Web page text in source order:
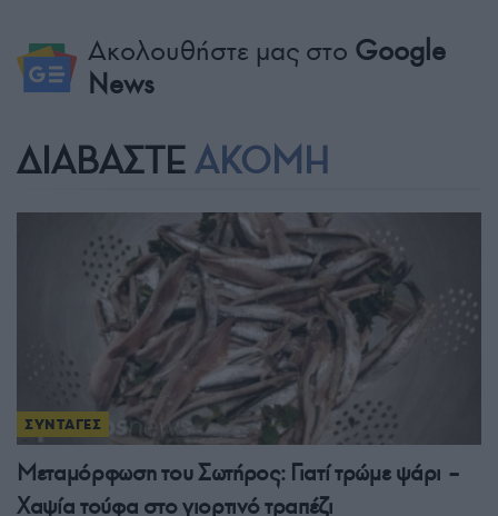
Ακολουθήστε μας στο Google
News
ΔΙΑΒΑΣΤΕ ΑΚΟΜΗ
ΣΥΝΤΑΓΕΣ
Μεταμόρφωση του Σωτήρος: Γιατί τρώμε ψάρι –
Χαψία τούφα στο γιορτινό τραπέζι